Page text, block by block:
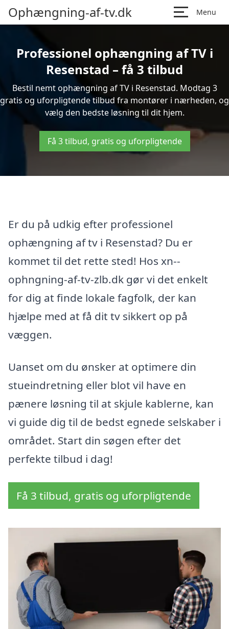
Ophængning-af-tv.dk Menu
Professionel ophængning af TV i
Resenstad – få 3 tilbud
Bestil nemt ophængning af TV i Resenstad. Modtag 3
gratis og uforpligtende tilbud fra montører i nærheden, og
vælg den bedste løsning til dit hjem.
Få 3 tilbud, gratis og uforpligtende
Er du på udkig efter professionel
ophængning af tv i Resenstad? Du er
kommet til det rette sted! Hos xn--
ophngning-af-tv-zlb.dk gør vi det enkelt
for dig at finde lokale fagfolk, der kan
hjælpe med at få dit tv sikkert op på
væggen.
Uanset om du ønsker at optimere din
stueindretning eller blot vil have en
pænere løsning til at skjule kablerne, kan
vi guide dig til de bedst egnede selskaber i
området. Start din søgen efter det
perfekte tilbud i dag!
Få 3 tilbud, gratis og uforpligtende